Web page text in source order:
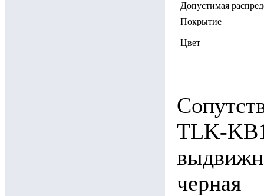
Допустимая
Покрытие
Цвет
TLK-
черная